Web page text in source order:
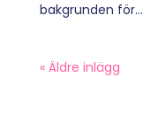
bakgrunden för...
« Äldre inlägg